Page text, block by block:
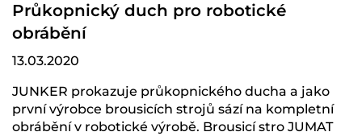
Průkopnický duch pro robotické
obrábění
13.03.2020
JUNKER prokazuje průkopnického ducha a jako
první výrobce brousicích strojů sází na kompletní
obrábění v robotické výrobě. Brousicí stro JUMAT